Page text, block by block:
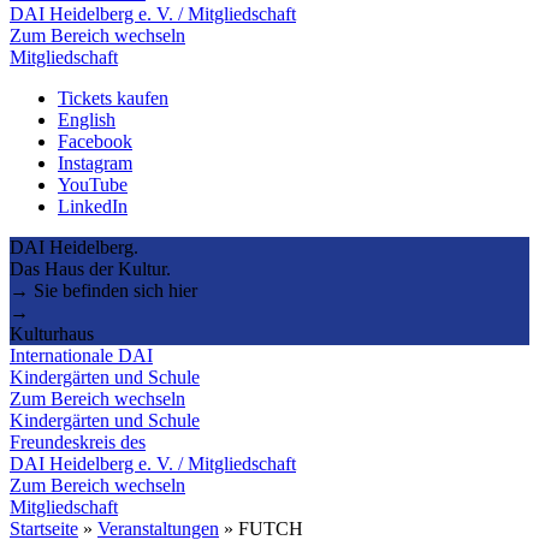
DAI Heidelberg e. V. / Mitgliedschaft
Zum Bereich wechseln
Mitgliedschaft
Tickets kaufen
English
Facebook
Instagram
YouTube
LinkedIn
DAI Heidelberg.
Das Haus der Kultur.
→ Sie befinden sich hier
→
Kulturhaus
Internationale DAI
Kindergärten und Schule
Zum Bereich wechseln
Kindergärten und Schule
Freundeskreis des
DAI Heidelberg e. V. / Mitgliedschaft
Zum Bereich wechseln
Mitgliedschaft
Startseite » Veranstaltungen » FUTCH